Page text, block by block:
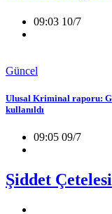
09:03 10/7
Güncel
Ulusal Kriminal raporu:
kullanıldı
09:05 09/7
Şiddet Çetelesi